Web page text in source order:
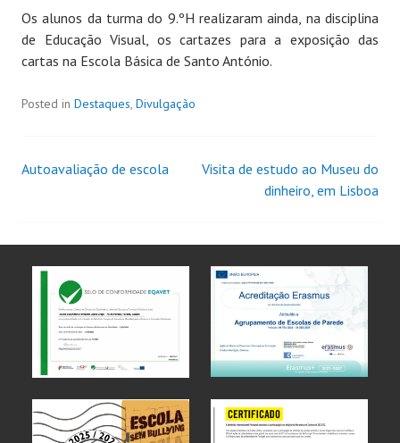
Os alunos da turma do 9.ºH realizaram ainda, na disciplina
de Educação Visual, os cartazes para a exposição das
cartas na Escola Básica de Santo António.
Posted in Destaques, Divulgação
Autoavaliação de escola
Visita de estudo ao Museu do
dinheiro, em Lisboa